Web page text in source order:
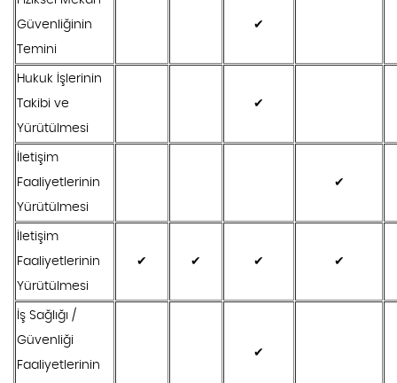
Güvenliğinin
Temini
✔
Hukuk İşlerinin
Takibi ve
Yürütülmesi
✔
İletişim
Faaliyetlerinin
Yürütülmesi
✔
İletişim
Faaliyetlerinin
Yürütülmesi
✔ ✔ ✔ ✔
İş Sağlığı /
Güvenliği
Faaliyetlerinin
✔